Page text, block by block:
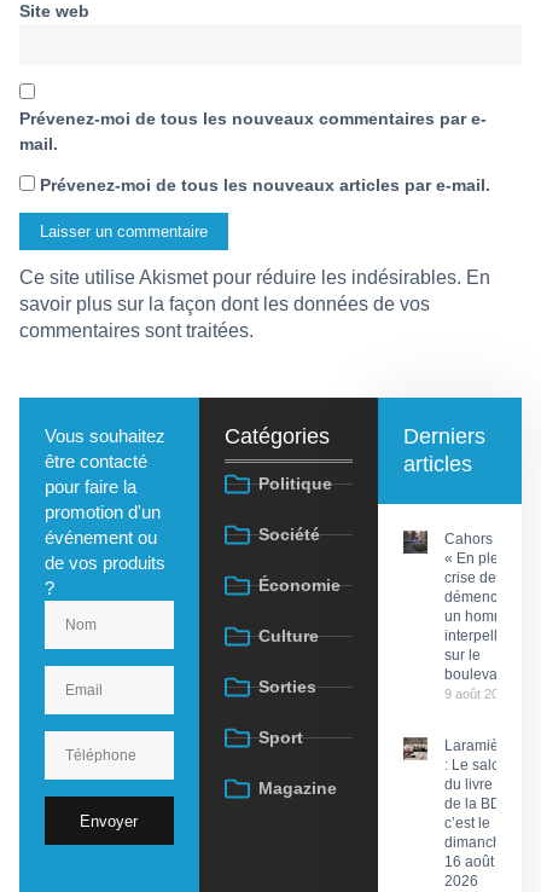
Site web
Prévenez-moi de tous les nouveaux commentaires par e-
mail.
Prévenez-moi de tous les nouveaux articles par e-mail.
Ce site utilise Akismet pour réduire les indésirables. En
savoir plus sur la façon dont les données de vos
commentaires sont traitées.
Vous souhaitez
être contacté
pour faire la
promotion d'un
événement ou
de vos produits
?
Envoyer
Catégories
Politique
Société
Économie
Culture
Sorties
Sport
Magazine
Derniers
articles
Cahors :
« En pleine
crise de
démence »,
un homme
interpellé
sur le
boulevard
9 août 2026
Laramière
: Le salon
du livre et
de la BD,
c’est le
dimanche
16 août
2026